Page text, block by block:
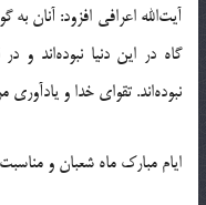
آیت‌الله اعرافی افزود: آنان
گاه در این دنیا نبوده‌اند و
نبوده‌اند. تقوای خدا و
ایام مبارک ماه شعبان و